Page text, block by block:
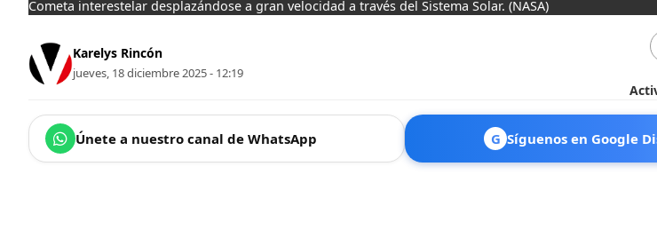
Cometa interestelar desplazándose a gran velocidad a través del Sistema Solar. (NASA)
Karelys Rincón
jueves, 18 diciembre 2025 - 12:19
Únete a nuestro canal de WhatsApp G Síguenos en Google